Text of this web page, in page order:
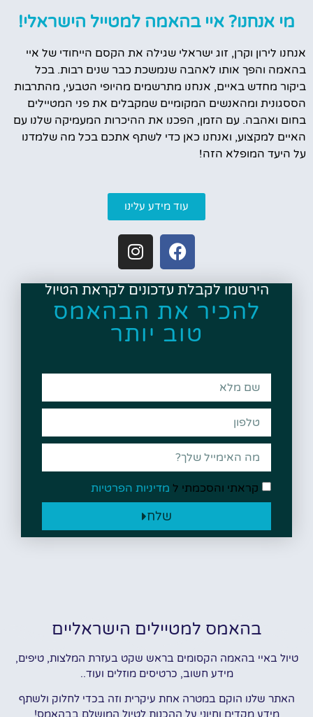
מי אנחנו? איי בהאמה למטייל הישראלי!
אנחנו לירון וקרן, זוג ישראלי שגילה את הקסם הייחודי של איי
בהאמה והפך אותו לאהבה שנמשכת כבר שנים רבות. בכל
ביקור מחדש באיים, אנחנו מתרשמים מהיופי הטבעי, מהתרבות
הססגונית ומהאנשים המקומיים שמקבלים את פני המטיילים
בחום ואהבה. עם הזמן, הפכנו את ההיכרות המעמיקה שלנו עם
האיים למקצוע, ואנחנו כאן כדי לשתף אתכם בכל מה שלמדנו
על היעד המופלא הזה!
עוד מידע עלינו
הירשמו לקבלת עדכונים לקראת הטיול
להכיר את הבהאמס
טוב יותר
קראתי והסכמתי ל מדיניות הפרטיות
שלח
בהאמס למטיילים הישראליים
טיול באיי בהאמה הקסומים בראש שקט בעזרת המלצות, טיפים,
מידע חשוב, כרטיסים מוזלים ועוד..
האתר שלנו הוקם במטרה אחת עיקרית וזה בכדי לחלוק ולשתף
מידע מקדים וחיוני על ההכנות לטיול המושלם בבהאמס!